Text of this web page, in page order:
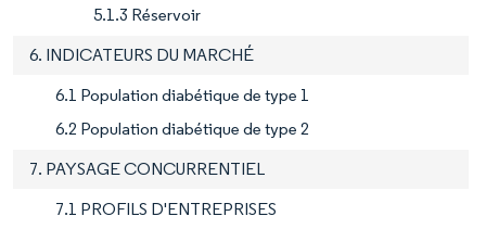
5.1.3 Réservoir
6. INDICATEURS DU MARCHÉ
6.1 Population diabétique de type 1
6.2 Population diabétique de type 2
7. PAYSAGE CONCURRENTIEL
7.1 PROFILS D'ENTREPRISES